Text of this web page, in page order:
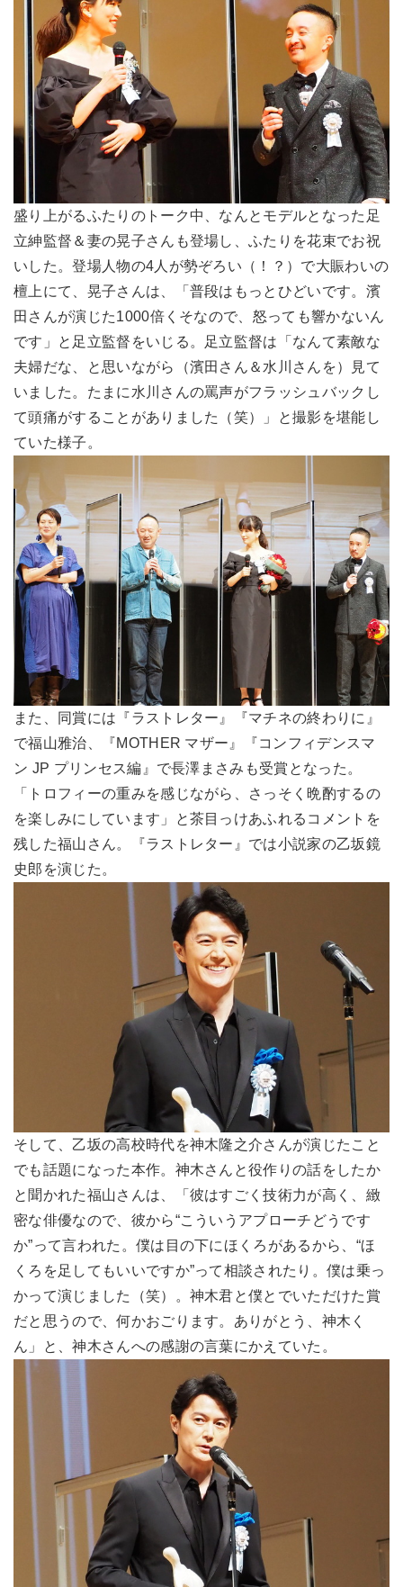
盛り上がるふたりのトーク中、なんとモデルとなった足
立紳監督＆妻の晃子さんも登場し、ふたりを花束でお祝
いした。登場人物の4人が勢ぞろい（！？）で大賑わいの
檀上にて、晃子さんは、「普段はもっとひどいです。濱
田さんが演じた1000倍くそなので、怒っても響かないん
です」と足立監督をいじる。足立監督は「なんて素敵な
夫婦だな、と思いながら（濱田さん＆水川さんを）見て
いました。たまに水川さんの罵声がフラッシュバックし
て頭痛がすることがありました（笑）」と撮影を堪能し
ていた様子。
また、同賞には『ラストレター』『マチネの終わりに』
で福山雅治、『MOTHER マザー』『コンフィデンスマ
ン JP プリンセス編』で長澤まさみも受賞となった。
「トロフィーの重みを感じながら、さっそく晩酌するの
を楽しみにしています」と茶目っけあふれるコメントを
残した福山さん。『ラストレター』では小説家の乙坂鏡
史郎を演じた。
そして、乙坂の高校時代を神木隆之介さんが演じたこと
でも話題になった本作。神木さんと役作りの話をしたか
と聞かれた福山さんは、「彼はすごく技術力が高く、緻
密な俳優なので、彼から“こういうアプローチどうです
か”って言われた。僕は目の下にほくろがあるから、“ほ
くろを足してもいいですか”って相談されたり。僕は乗っ
かって演じました（笑）。神木君と僕とでいただけた賞
だと思うので、何かおごります。ありがとう、神木く
ん」と、神木さんへの感謝の言葉にかえていた。